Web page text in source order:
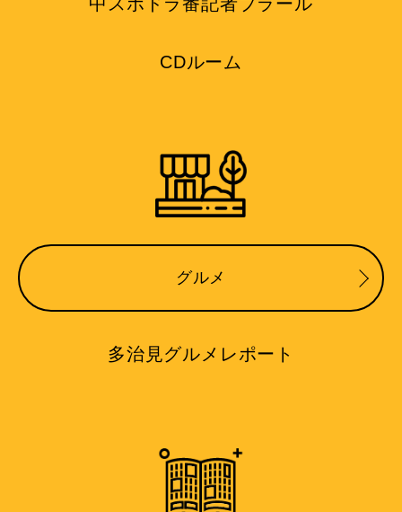
CDルーム
グルメ
多治見グルメレポート